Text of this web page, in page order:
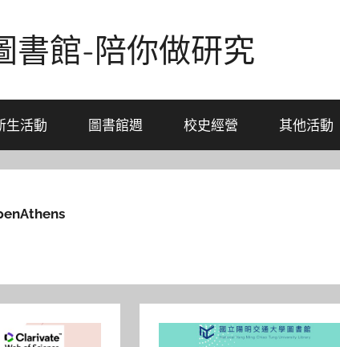
書館-陪你做研究
生活動 圖書館週 校史經營 其他活動